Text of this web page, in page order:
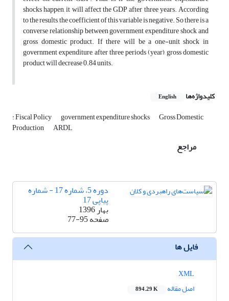
shocks happen, it will affect the GDP after three years. According
to the results, the coefficient of this variable is negative. So there is a
converse relationship between government expenditure shock and
gross domestic product. If there will be a one-unit shock in
government expenditure, after three periods (year), gross domestic
product will decrease 0.84 units.
کلیدواژه‌ها English
: Fiscal Policy government expenditure shocks Gross Domestic
Production ARDL
مراجع
دوره 5، شماره 17 - شماره
پیاپی 17
بهار 1396
صفحه77-95
فایل ها
اصل مقاله
894.29 K